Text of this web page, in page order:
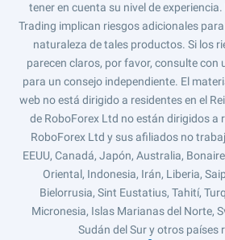
tener en cuenta su nivel de
Trading implican riesgos adicionales
naturaleza de tales productos. Si los
parecen claros, por favor, consulte con
para un consejo independiente. El
web no está dirigido a residentes en el
de RoboForex Ltd no están dirigidos a
RoboForex Ltd y sus afiliados no
EEUU, Canadá, Japón, Australia,
Oriental, Indonesia, Irán, Liberia,
Bielorrusia, Sint Eustatius, Tahití,
Micronesia, Islas Marianas del Norte,
Sudán del Sur y otros países